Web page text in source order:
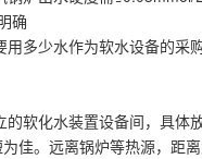
确
少水作为软水设备的采购
化水装置设备间，具体放
佳。远离锅炉等热源，距